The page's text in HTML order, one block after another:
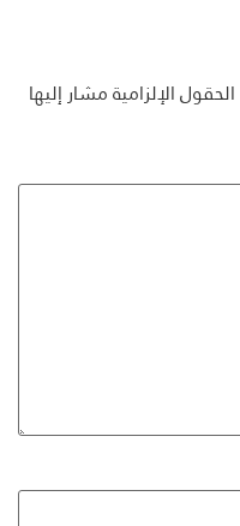
الحقول الإلزامية مشار إليها